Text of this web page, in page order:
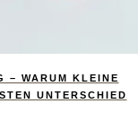
– WARUM KLEINE
UNTERSCHIED M